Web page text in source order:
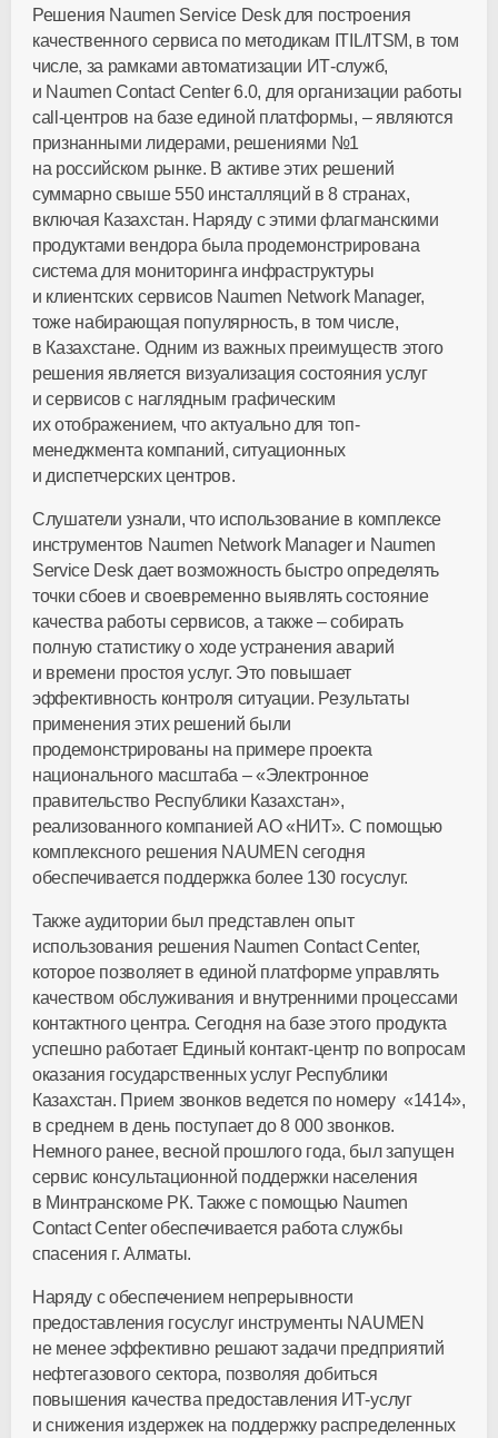
Решения Naumen Service Desk для построения
качественного сервиса по методикам ITIL/ITSM, в том
числе, за рамками автоматизации ИТ-служб,
и Naumen Contact Center 6.0, для организации работы
call-центров на базе единой платформы, – являются
признанными лидерами, решениями №1
на российском рынке. В активе этих решений
суммарно свыше 550 инсталляций в 8 странах,
включая Казахстан. Наряду с этими флагманскими
продуктами вендора была продемонстрирована
система для мониторинга инфраструктуры
и клиентских сервисов Naumen Network Manager,
тоже набирающая популярность, в том числе,
в Казахстане. Одним из важных преимуществ этого
решения является визуализация состояния услуг
и сервисов с наглядным графическим
их отображением, что актуально для топ-
менеджмента компаний, ситуационных
и диспетчерских центров.
Слушатели узнали, что использование в комплексе
инструментов Naumen Network Manager и Naumen
Service Desk дает возможность быстро определять
точки сбоев и своевременно выявлять состояние
качества работы сервисов, а также – собирать
полную статистику о ходе устранения аварий
и времени простоя услуг. Это повышает
эффективность контроля ситуации. Результаты
применения этих решений были
продемонстрированы на примере проекта
национального масштаба – «Электронное
правительство Республики Казахстан»,
реализованного компанией АО «НИТ». С помощью
комплексного решения NAUMEN сегодня
обеспечивается поддержка более 130 госуслуг.
Также аудитории был представлен опыт
использования решения Naumen Contact Center,
которое позволяет в единой платформе управлять
качеством обслуживания и внутренними процессами
контактного центра. Сегодня на базе этого продукта
успешно работает Единый контакт-центр по вопросам
оказания государственных услуг Республики
Казахстан. Прием звонков ведется по номеру «1414»,
в среднем в день поступает до 8 000 звонков.
Немного ранее, весной прошлого года, был запущен
сервис консультационной поддержки населения
в Минтранскоме РК. Также с помощью Naumen
Contact Center обеспечивается работа службы
спасения г. Алматы.
Наряду с обеспечением непрерывности
предоставления госуслуг инструменты NAUMEN
не менее эффективно решают задачи предприятий
нефтегазового сектора, позволяя добиться
повышения качества предоставления ИТ-услуг
и снижения издержек на поддержку распределенных